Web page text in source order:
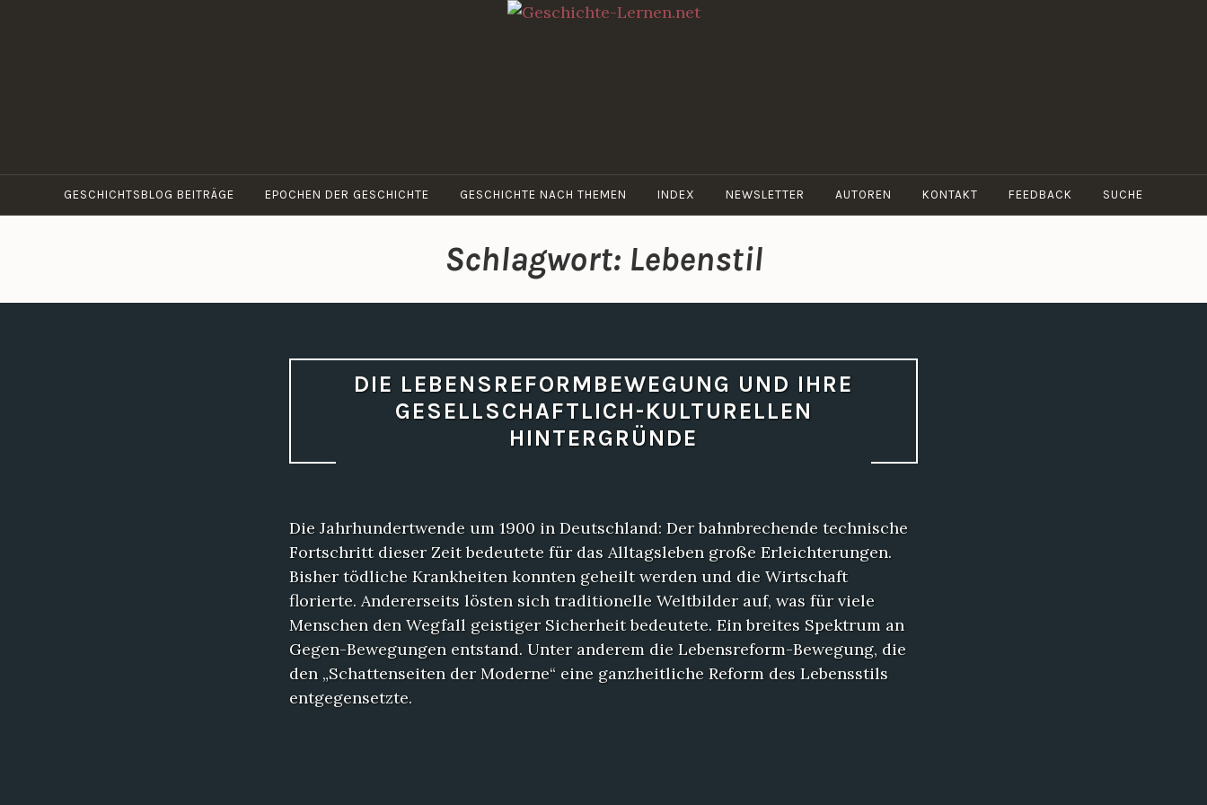
GESCHICHTSBLOG BEITRÄGE EPOCHEN DER GESCHICHTE GESCHICHTE NACH THEMEN INDEX NEWSLETTER AUTOREN KONTAKT FEEDBACK SUCHE
Schlagwort: Lebenstil
DIE LEBENSREFORMBEWEGUNG UND IHRE
GESELLSCHAFTLICH-KULTURELLEN
HINTERGRÜNDE
Die Jahrhundertwende um 1900 in Deutschland: Der bahnbrechende technische
Fortschritt dieser Zeit bedeutete für das Alltagsleben große Erleichterungen.
Bisher tödliche Krankheiten konnten geheilt werden und die Wirtschaft
florierte. Andererseits lösten sich traditionelle Weltbilder auf, was für viele
Menschen den Wegfall geistiger Sicherheit bedeutete. Ein breites Spektrum an
Gegen-Bewegungen entstand. Unter anderem die Lebensreform-Bewegung, die
den „Schattenseiten der Moderne“ eine ganzheitliche Reform des Lebensstils
entgegensetzte.